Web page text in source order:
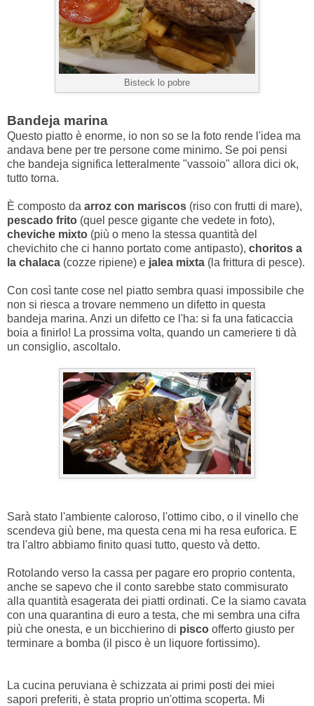
Bisteck lo pobre
Bandeja marina
Questo piatto è enorme, io non so se la foto rende l'idea ma
andava bene per tre persone come minimo. Se poi pensi
che bandeja significa letteralmente "vassoio" allora dici ok,
tutto torna.
È composto da arroz con mariscos (riso con frutti di mare),
pescado frito (quel pesce gigante che vedete in foto),
cheviche mixto (più o meno la stessa quantità del
chevichito che ci hanno portato come antipasto), choritos a
la chalaca (cozze ripiene) e jalea mixta (la frittura di pesce).
Con così tante cose nel piatto sembra quasi impossibile che
non si riesca a trovare nemmeno un difetto in questa
bandeja marina. Anzi un difetto ce l'ha: si fa una faticaccia
boia a finirlo! La prossima volta, quando un cameriere ti dà
un consiglio, ascoltalo.
Sarà stato l'ambiente caloroso, l'ottimo cibo, o il vinello che
scendeva giù bene, ma questa cena mi ha resa euforica. E
tra l'altro abbiamo finito quasi tutto, questo và detto.
Rotolando verso la cassa per pagare ero proprio contenta,
anche se sapevo che il conto sarebbe stato commisurato
alla quantità esagerata dei piatti ordinati. Ce la siamo cavata
con una quarantina di euro a testa, che mi sembra una cifra
più che onesta, e un bicchierino di pisco offerto giusto per
terminare a bomba (il pisco è un liquore fortissimo).
La cucina peruviana è schizzata ai primi posti dei miei
sapori preferiti, è stata proprio un'ottima scoperta. Mi